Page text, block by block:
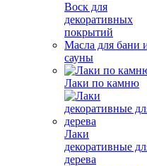
Воск для
декоративных
покрытий
Масла для бани
сауны
Лаки по камню
Лаки
декоративные
дерева